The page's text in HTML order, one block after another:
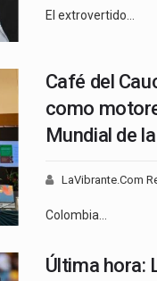
El extrovertido…
Café del
como
Mundial de
LaVibrante.Com
Colombia…
Última hora: